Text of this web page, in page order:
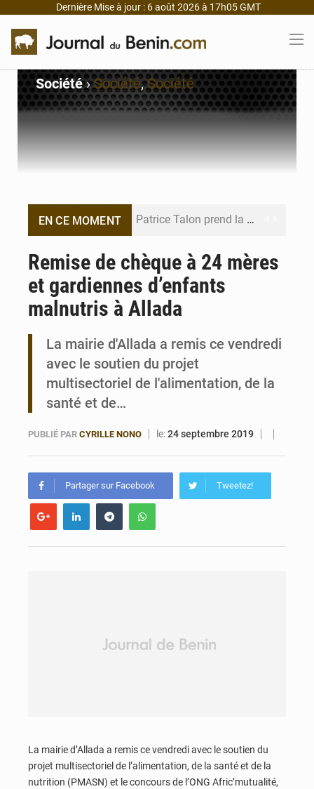
Dernière Mise à jour : 6 août 2026 à 17h05 GMT
Société›Société,Société
EN CE MOMENT Patrice Talon prend la tête du premier bureau du Sénat du Bénin
Bénin : Djogbénou inspecte le chantier du siège de l’Assemblée
Bénin : 14,5 milliards de dollars pour faire de la CDN 3.0 un bouclier économique
Remise de chèque à 24 mères
et gardiennes d’enfants
malnutris à Allada
La mairie d'Allada a remis ce vendredi
avec le soutien du projet
multisectoriel de l'alimentation, de la
santé et de…
PUBLIÉ PAR CYRILLE NONO le:24 septembre 2019
Partager sur Facebook Tweetez!
La mairie d’Allada a remis ce vendredi avec le soutien du
projet multisectoriel de l’alimentation, de la santé et de la
nutrition (PMASN) et le concours de l’ONG Afric’mutualité,